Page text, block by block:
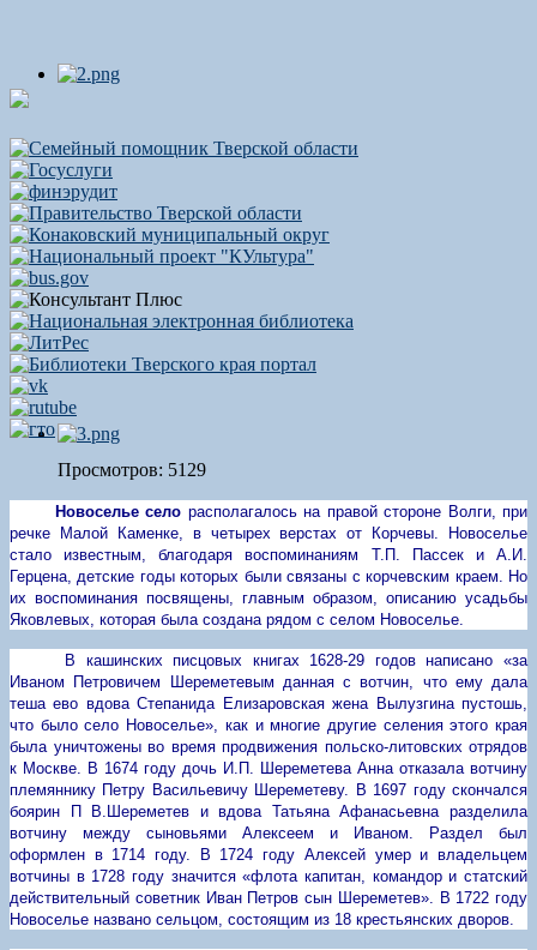
Просмотров: 5129
Новосельесело располагалось на правой стороне Волги, при
речке Малой Каменке, в четырех верстах от Корчевы. Новоселье
стало известным, благодаря воспоминаниям Т.П. Пассек и А.И.
Герцена, детские годы которых были связаны с корчевским краем. Но
их воспоминания посвящены, главным образом, описанию усадьбы
Яковлевых, которая была создана рядом с селом Новоселье.
В кашинских писцовых книгах 1628-29 годов написано «за
Иваном Петровичем Шереметевым данная с вотчин, что ему дала
теша ево вдова Степанида Елизаровская жена Вылузгина пустошь,
что было село Новоселье», как имногие другие селения этого края
была уничтожены во время продвижения польско-литовских отрядов
к Москве. В 1674 году дочь И.П. Шереметева Анна отказала вотчину
племяннику Петру Васильевичу Шереметеву. В 1697 году скончался
боярин П В.Шереметев и вдова Татьяна Афанасьевна разделила
вотчину между сыновьями Алексеем и Иваном. Раздел был
оформлен в 1714 году. В 1724 году Алексей умер и владельцем
вотчины в 1728 году значится «флота капитан, командор и статский
действительный советник Иван Петров сын Шереметев». В 1722 году
Новоселье названо сельцом, состоящим из 18 крестьянских дворов.